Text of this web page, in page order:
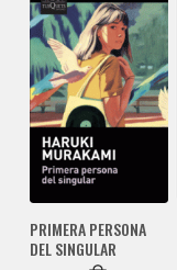
PRIMERA PERSONA
DEL SINGULAR